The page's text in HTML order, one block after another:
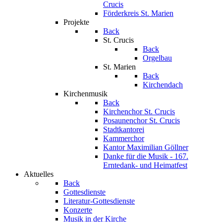
Crucis
Förderkreis St. Marien
Projekte
Back
St. Crucis
Back
Orgelbau
St. Marien
Back
Kirchendach
Kirchenmusik
Back
Kirchenchor St. Crucis
Posaunenchor St. Crucis
Stadtkantorei
Kammerchor
Kantor Maximilian Göllner
Danke für die Musik - 167.
Erntedank- und Heimatfest
Aktuelles
Back
Gottesdienste
Literatur-Gottesdienste
Konzerte
Musik in der Kirche